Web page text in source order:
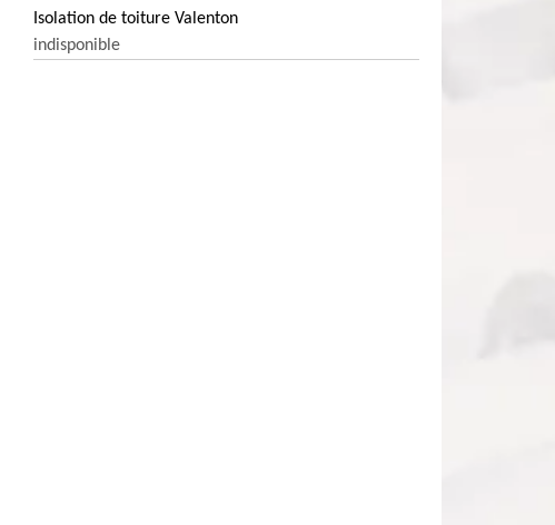
Isolation de toiture Valenton
indisponible